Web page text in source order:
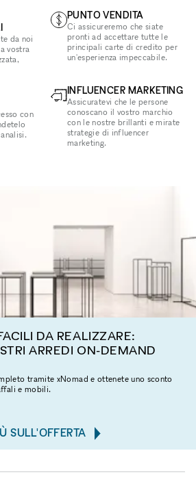
da noi
vostra
con
PUNTO VENDITA
Ci assicureremo che siate
pronti ad accettare tutte le
principali carte di credito per
un'esperienza impeccabile.
INFLUENCER MARKETING
Assicuratevi che le persone
conoscano il vostro marchio
con le nostre brillanti e mirate
strategie di influencer
marketing.
DA REALIZZARE:
ARREDI ON-DEMAND
tramite xNomad e ottenete uno sconto
e mobili.
SULL'OFFERTA